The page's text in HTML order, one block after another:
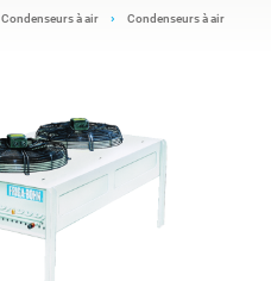
Condenseurs à air Condenseurs à air